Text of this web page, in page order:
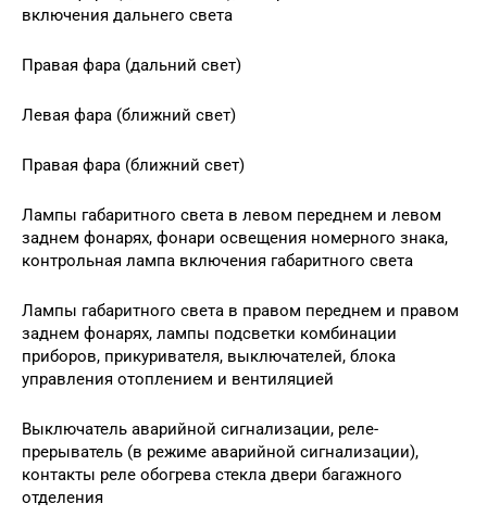
включения дальнего света
Правая фара (дальний свет)
Левая фара (ближний свет)
Правая фара (ближний свет)
Лампы габаритного света в левом переднем и левом
заднем фонарях, фонари освещения номерного знака,
контрольная лампа включения габаритного света
Лампы габаритного света в правом переднем и правом
заднем фонарях, лампы подсветки комбинации
приборов, прикуривателя, выключателей, блока
управления отоплением и вентиляцией
Выключатель аварийной сигнализации, реле-
прерыватель (в режиме аварийной сигнализации),
контакты реле обогрева стекла двери багажного
отделения